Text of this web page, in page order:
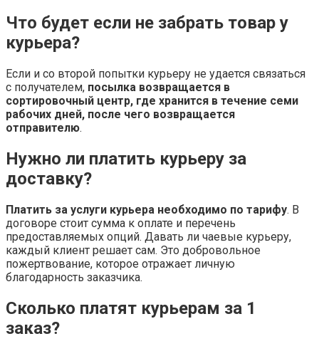
Что будет если не забрать товар у
курьера?
Если и со второй попытки курьеру не удается связаться
с получателем, посылка возвращается в
сортировочный центр, где хранится в течение семи
рабочих дней, после чего возвращается
отправителю.
Нужно ли платить курьеру за
доставку?
Платить за услуги курьера необходимо по тарифу. В
договоре стоит сумма к оплате и перечень
предоставляемых опций. Давать ли чаевые курьеру,
каждый клиент решает сам. Это добровольное
пожертвование, которое отражает личную
благодарность заказчика.
Сколько платят курьерам за 1
заказ?